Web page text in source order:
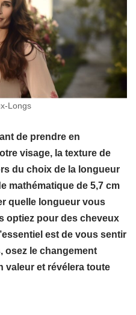
Longs
de prendre en
visage, la texture de
du choix de la longueur
mathématique de 5,7 cm
quelle longueur vous
optiez pour des cheveux
est de vous sentir
osez le changement
valeur et révélera toute